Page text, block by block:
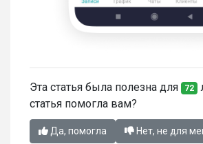
Эта статья была полезна для 72
статья помогла вам?
Да, помогла Нет, не для